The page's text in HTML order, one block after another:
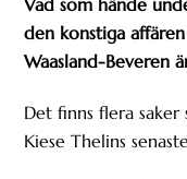
den konstiga
Waasland-Beveren
Det finns flera
Kiese Thelins